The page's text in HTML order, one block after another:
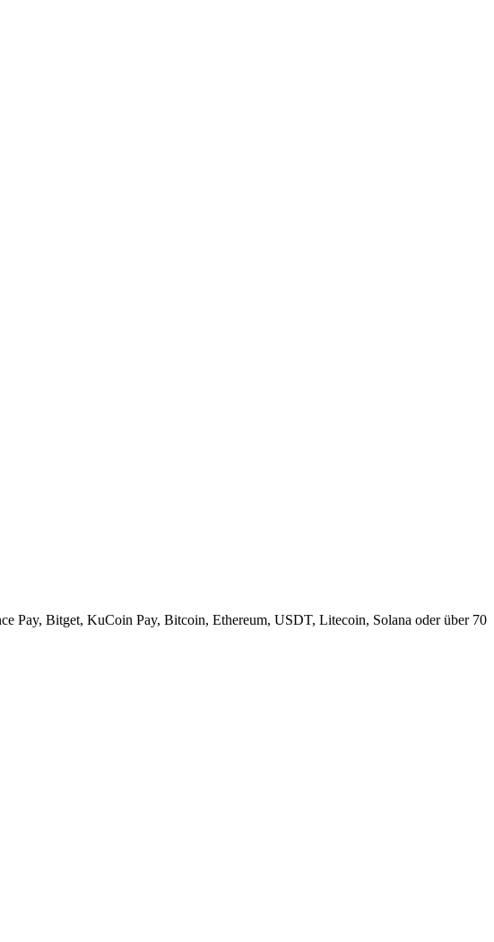
Pay, Bitget, KuCoin Pay, Bitcoin, Ethereum, USDT, Litecoin, Solana oder über 70